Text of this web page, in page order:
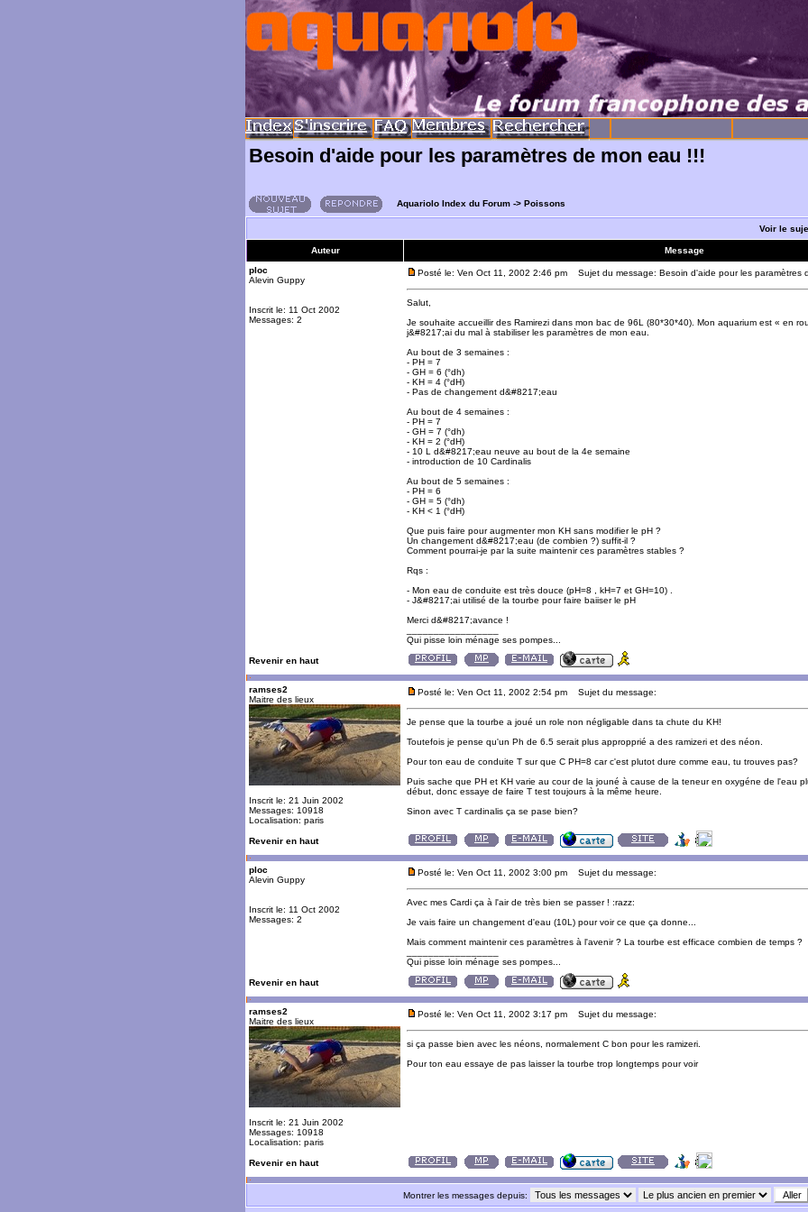
Besoin d'aide pour les paramètres de mon eau !!!
Aquariolo Index du Forum -> Poissons
Voir le
Auteur
Message
ploc
Alevin Guppy
Inscrit le: 11 Oct 2002
Messages: 2
Posté le: Ven Oct 11, 2002 2:46 pm Sujet du message: Besoin d'aide pour les paramètres
Salut,
Je souhaite accueillir des Ramirezi dans mon bac de 96L (80*30*40). Mon aquarium est « en
j&#8217;ai du mal à stabiliser les paramètres de mon eau.
Au bout de 3 semaines :
- PH = 7
- GH = 6 (°dh)
- KH = 4 (°dH)
- Pas de changement d&#8217;eau
Au bout de 4 semaines :
- PH = 7
- GH = 7 (°dh)
- KH = 2 (°dH)
- 10 L d&#8217;eau neuve au bout de la 4e semaine
- introduction de 10 Cardinalis
Au bout de 5 semaines :
- PH = 6
- GH = 5 (°dh)
- KH < 1 (°dH)
Que puis faire pour augmenter mon KH sans modifier le pH ?
Un changement d&#8217;eau (de combien ?) suffit-il ?
Comment pourrai-je par la suite maintenir ces paramètres stables ?
Rqs :
- Mon eau de conduite est très douce (pH=8 , kH=7 et GH=10) .
- J&#8217;ai utilisé de la tourbe pour faire baiiser le pH
Merci d&#8217;avance !
Qui pisse loin ménage ses pompes...
Revenir en haut
ramses2
Maitre des lieux
Inscrit le: 21 Juin 2002
Messages: 10918
Localisation: paris
Posté le: Ven Oct 11, 2002 2:54 pm Sujet du message:
Je pense que la tourbe a joué un role non négligable dans ta chute du KH!
Toutefois je pense qu'un Ph de 6.5 serait plus appropprié a des ramizeri et des néon.
Pour ton eau de conduite T sur que C PH=8 car c'est plutot dure comme eau, tu trouves pas?
Puis sache que PH et KH varie au cour de la jouné à cause de la teneur en oxygéne de l'eau
début, donc essaye de faire T test toujours à la même heure.
Sinon avec T cardinalis ça se pase bien?
Revenir en haut
ploc
Alevin Guppy
Inscrit le: 11 Oct 2002
Messages: 2
Posté le: Ven Oct 11, 2002 3:00 pm Sujet du message:
Avec mes Cardi ça à l'air de très bien se passer ! :razz:
Je vais faire un changement d'eau (10L) pour voir ce que ça donne...
Mais comment maintenir ces paramètres à l'avenir ? La tourbe est efficace combien de temps ?
Qui pisse loin ménage ses pompes...
Revenir en haut
ramses2
Maitre des lieux
Inscrit le: 21 Juin 2002
Messages: 10918
Localisation: paris
Posté le: Ven Oct 11, 2002 3:17 pm Sujet du message:
si ça passe bien avec les néons, normalement C bon pour les ramizeri.
Pour ton eau essaye de pas laisser la tourbe trop longtemps pour voir
Revenir en haut
Montrer les messages depuis: